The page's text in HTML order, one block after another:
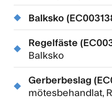
Balksko
Regelfäste
Balksko
Gerberbeslag
mötesbehandlat,